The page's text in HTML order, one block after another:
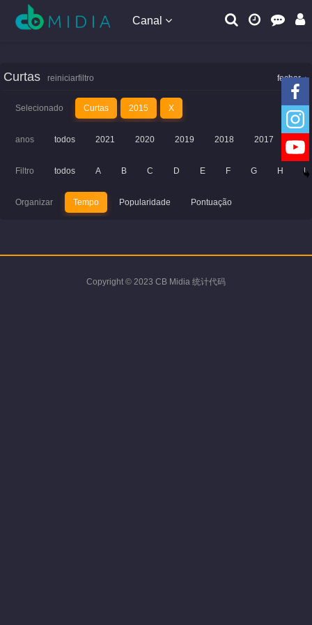
Canal
fechar
Curtas reiniciarfiltro
Selecionado Curtas 2015 X
anos todos 2021 2020 2019 2018 2017
Filtro todos A B C D E F G H I
Organizar Tempo Popularidade Pontuação
Copyright © 2023 CB Midia 统计代码